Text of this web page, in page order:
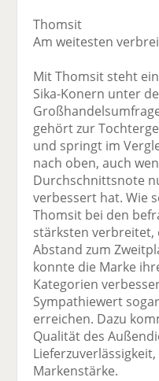
Thomsit
Am weitesten
Mit Thomsit steht
Sika-Konern unter
gehört zur
und springt im
nach oben, auch
Durchschnittsnote
verbessert hat. Wie
Thomsit bei den
stärksten verbreitet,
Abstand zum
konnte die Marke
Kategorien
Sympathiewert
erreichen. Dazu
Qualität des
Markenstärke.